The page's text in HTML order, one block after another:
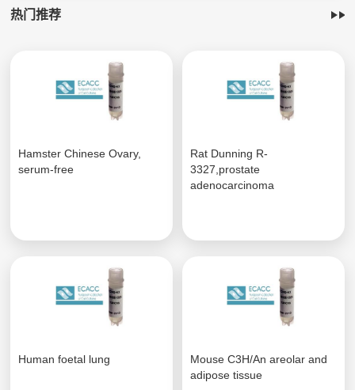
热门推荐
Hamster Chinese Ovary,
serum-free
Rat Dunning R-
3327,prostate
adenocarcinoma
Human foetal lung
Mouse C3H/An areolar and
adipose tissue